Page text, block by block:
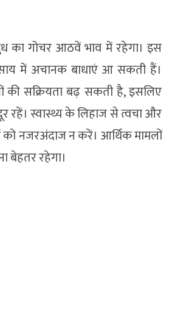
का गोचर आठवें भाव में रहेगा। इस
में अचानक बाधाएं आ सकती हैं।
की सक्रियता बढ़ सकती है, इसलिए
रहें। स्वास्थ्य के लिहाज से त्वचा और
नजरअंदाज न करें। आर्थिक मामलों
बेहतर रहेगा।